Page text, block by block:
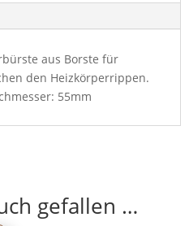
aus Borste für
den Heizkörperrippen.
55mm
gefallen …